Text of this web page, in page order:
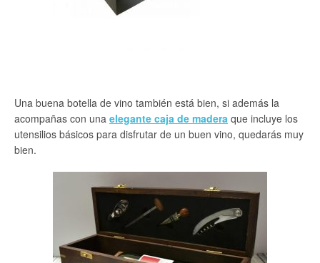
Una buena botella de vino también está bien, si además la
acompañas con una elegante caja de madera que incluye los
utensilios básicos para disfrutar de un buen vino, quedarás muy
bien.